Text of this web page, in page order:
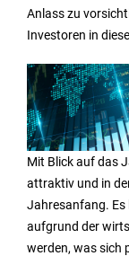
Anlass zu
Investoren in
Mit Blick auf das
attraktiv und in
Jahresanfang. Es
aufgrund der
werden, was sich